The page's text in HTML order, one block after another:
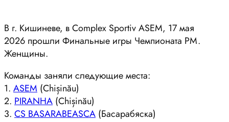
В г. Кишиневе, в Complex Sportiv ASEM, 17 мая
2026 прошли Финальные игры Чемпионата РМ.
Женщины.
Команды заняли следующие места:
1. ASEM (Chișinău)
2. PIRANHA (Chișinău)
3. CS BASARABEASCA (Басарабяска)